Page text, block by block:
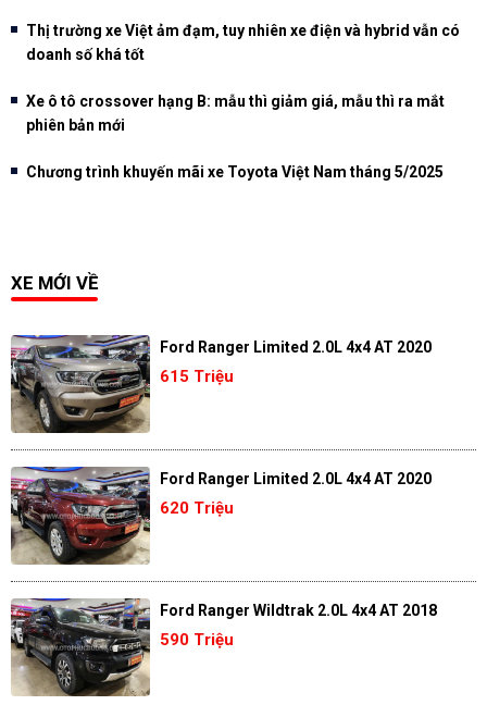
Thị trường xe Việt ảm đạm, tuy nhiên xe điện và hybrid vẫn có
doanh số khá tốt
Xe ô tô crossover hạng B: mẫu thì giảm giá, mẫu thì ra mắt
phiên bản mới
Chương trình khuyến mãi xe Toyota Việt Nam tháng 5/2025
XE MỚI VỀ
Ford Ranger Limited 2.0L 4x4 AT 2020
615 Triệu
Ford Ranger Limited 2.0L 4x4 AT 2020
620 Triệu
Ford Ranger Wildtrak 2.0L 4x4 AT 2018
590 Triệu